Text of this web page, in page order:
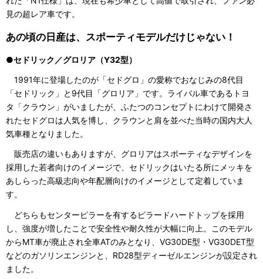
見の超レア車です。
あの頃の日産は、スポーティモデルだけじゃない！
●セドリック／グロリア（Y32型）
1991年に登場したのが「セドグロ」の愛称でおなじみの8代目
「セドリック」と9代目「グロリア」です。ライバル車であるトヨ
タ「クラウン」がいましたが、ふたつのコンセプトにわけて開発さ
れたセドグロは人気を博し、クラウンと肩を並べた当時の国内大人
気車種となりました。
販売店の違いもありますが、グロリアはスポーティなデザインを
採用した若者向けのイメージで、セドリックはいたる所にメッキを
あしらった高級志向や年配層向けのイメージとして定着していま
す。
どちらもセンターピラーを有するピラードハードトップを採用
し、強度が増したことで安全性や耐久性が大幅に向上。このモデル
からMT車が廃止され全車ATのみとなり、VG30DE型・VG30DET型
などのガソリンエンジンと、RD28型ディーゼルエンジンが設定され
ました。